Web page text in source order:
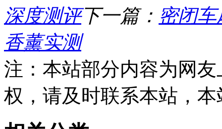
深度测评下一篇： 密闭
香薰实测
注：本站部分内容为网
权，请及时联系本站，